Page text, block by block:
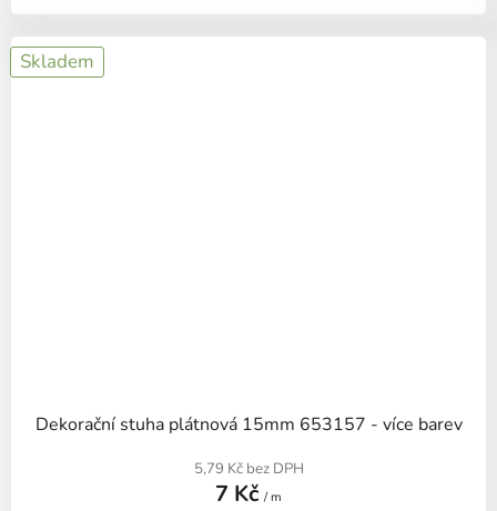
Skladem
Dekorační stuha plátnová 15mm 653157 - více barev
5,79 Kč bez DPH
7 Kč / m